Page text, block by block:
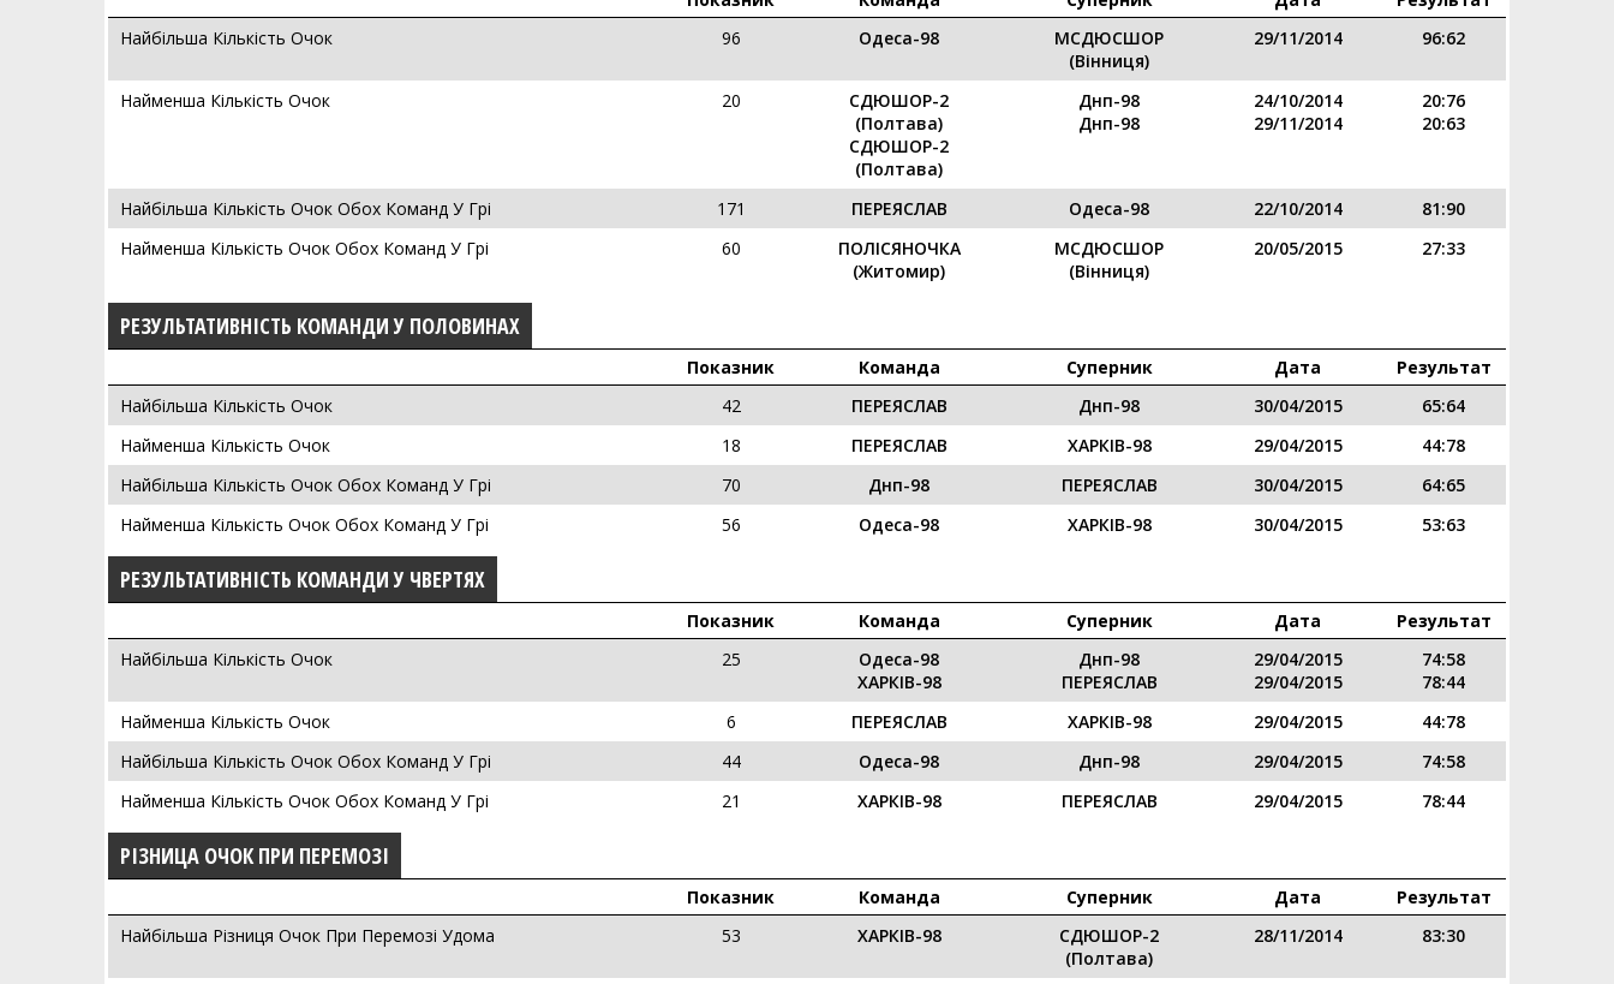
Найбільша Кількість Очок
96 Одеса-98
МСДЮСШОР
(Вінниця)
29/11/2014 96:62
Найменша Кількість Очок 20
СДЮШОР-2
(Полтава)
СДЮШОР-2
(Полтава)
Днп-98
Днп-98
24/10/2014
29/11/2014
20:76
20:63
Найбільша Кількість Очок Обох Команд У Грі 171 ПЕРЕЯСЛАВ Одеса-98 22/10/2014
81:90
Найменша Кількість Очок Обох Команд У Грі
60
ПОЛІСЯНОЧКА
(Житомир)
МСДЮСШОР
(Вінниця)
20/05/2015 27:33
РЕЗУЛЬТАТИВНІСТЬ КОМАНДИ У ПОЛОВИНАХ
Показник Команда Суперник Дата
Результат
Найбільша Кількість Очок
42 ПЕРЕЯСЛАВ Днп-98 30/04/2015
65:64
Найменша Кількість Очок
18 ПЕРЕЯСЛАВ ХАРКІВ-98 29/04/2015
44:78
Найбільша Кількість Очок Обох Команд У Грі
70 Днп-98 ПЕРЕЯСЛАВ 30/04/2015
64:65
Найменша Кількість Очок Обох Команд У Грі
56 Одеса-98 ХАРКІВ-98 30/04/2015 53:63
РЕЗУЛЬТАТИВНІСТЬ КОМАНДИ У ЧВЕРТЯХ
Показник Команда Суперник Дата
Результат
Найбільша Кількість Очок
25
Одеса-98
ХАРКІВ-98
Днп-98
ПЕРЕЯСЛАВ
29/04/2015
29/04/2015
74:58
78:44
Найменша Кількість Очок
6 ПЕРЕЯСЛАВ ХАРКІВ-98 29/04/2015
44:78
Найбільша Кількість Очок Обох Команд У Грі
44 Одеса-98 Днп-98 29/04/2015
74:58
Найменша Кількість Очок Обох Команд У Грі
21 ХАРКІВ-98 ПЕРЕЯСЛАВ 29/04/2015 78:44
РІЗНИЦА ОЧОК ПРИ ПЕРЕМОЗІ
Показник Команда Суперник Дата
Результат
Найбільша Різниця Очок При Перемозі Удома
53 ХАРКІВ-98
СДЮШОР-2
(Полтава)
28/11/2014 83:30